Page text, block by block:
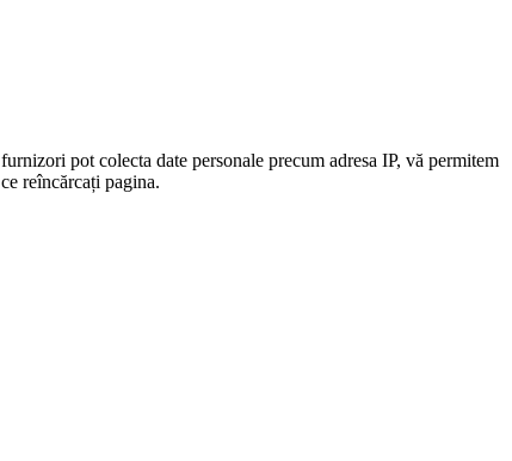
pot colecta date personale precum adresa IP, vă permitem
reîncărcați pagina.